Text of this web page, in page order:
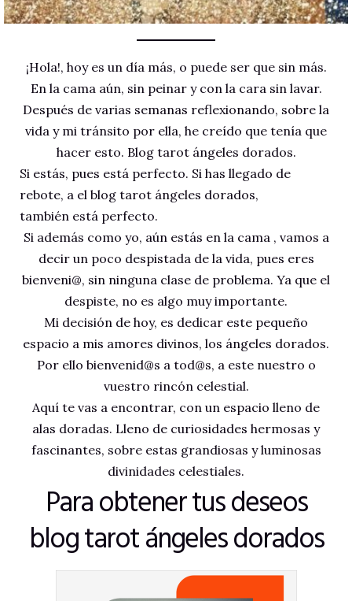
¡Hola!, hoy es un día más, o puede ser que sin más.
En la cama aún, sin peinar y con la cara sin lavar.
Después de varias semanas reflexionando, sobre la
vida y mi tránsito por ella, he creído que tenía que
hacer esto. Blog tarot ángeles dorados.
Si estás, pues está perfecto. Si has llegado de
rebote, a el blog tarot ángeles dorados,
también está perfecto.
Si además como yo, aún estás en la cama , vamos a
decir un poco despistada de la vida, pues eres
bienveni@, sin ninguna clase de problema. Ya que el
despiste, no es algo muy importante.
Mi decisión de hoy, es dedicar este pequeño
espacio a mis amores divinos, los ángeles dorados.
Por ello bienvenid@s a tod@s, a este nuestro o
vuestro rincón celestial.
Aquí te vas a encontrar, con un espacio lleno de
alas doradas. Lleno de curiosidades hermosas y
fascinantes, sobre estas grandiosas y luminosas
divinidades celestiales.
Para obtener tus deseos
blog tarot ángeles dorados